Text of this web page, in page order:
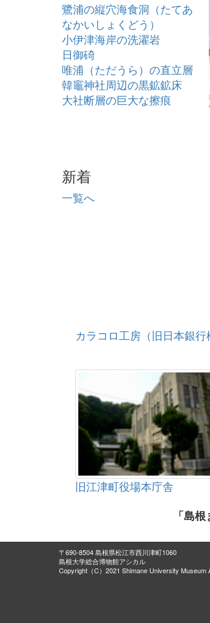
鷺浦の縦穴海食洞（たてあ
なかいしょくどう）
小伊津海岸の洗濯岩
日御碕
唯浦（ただうら）の直立層
韓竈神社周辺の黒鉱鉱床
大社断層の巨大な擦痕
斐伊川
神戸川（かんどがわ）
弥山のごえんゴウロ
経島ウミネコ繁殖地
新着
一覧へ
カラコロ工房（旧日本銀行
旧江津町役場本庁舎
「島
〒690-8504 島根県松江市西川津町1060
島根大学総合博物館アシカル
Copyright（C）2021 Shimane University Museum